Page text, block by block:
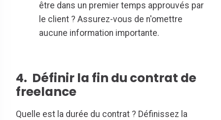
être dans un premier temps approuvés par
le client ? Assurez-vous de n'omettre
aucune information importante.
4. Définir la fin du contrat de
freelance
Quelle est la durée du contrat ? Définissez la